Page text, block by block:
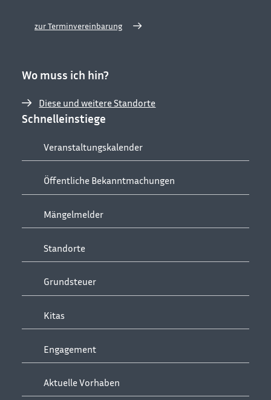
zur Terminvereinbarung
Wo muss ich hin?
Diese und weitere Standorte
Schnelleinstiege
Veranstaltungskalender
Öffentliche Bekanntmachungen
Mängelmelder
Standorte
Grundsteuer
Kitas
Engagement
Aktuelle Vorhaben